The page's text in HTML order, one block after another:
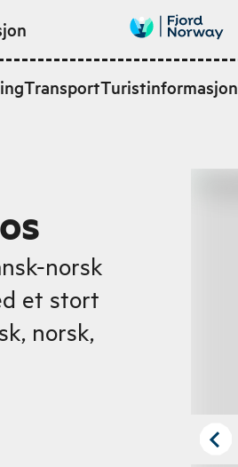
TransportTuristinformasjon
norsk
et stort
norsk,